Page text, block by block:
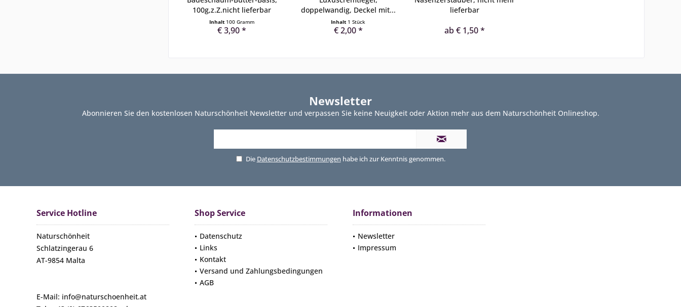
100g,z.Z.nicht lieferbar
Inhalt 100 Gramm
€ 3,90 *
doppelwandig, Deckel mit...
Inhalt 1 Stück
€ 2,00 *
lieferbar
ab € 1,50 *
Newsletter
Abonnieren Sie den kostenlosen Naturschönheit Newsletter und verpassen Sie keine Neuigkeit oder Aktion mehr aus dem Naturschönheit Onlineshop.
Die Datenschutzbestimmungen habe ich zur Kenntnis genommen.
Service Hotline
Naturschönheit
Schlatzingerau 6
AT-9854 Malta
E-Mail: info@naturschoenheit.at
Shop Service
Datenschutz
Links
Kontakt
Versand und Zahlungsbedingungen
AGB
Informationen
Newsletter
Impressum